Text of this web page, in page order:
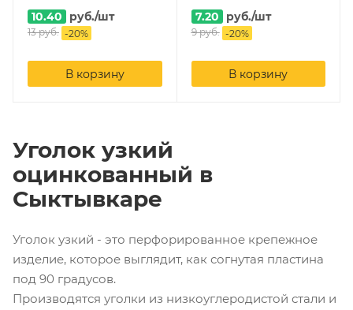
10.40 руб./шт
13руб. -20%
В корзину
7.20 руб./шт
9руб. -20%
В корзину
Уголок узкий
оцинкованный в
Сыктывкаре
Уголок узкий - это перфорированное крепежное
изделие, которое выглядит, как согнутая пластина
под 90 градусов.
Производятся уголки из низкоуглеродистой стали и